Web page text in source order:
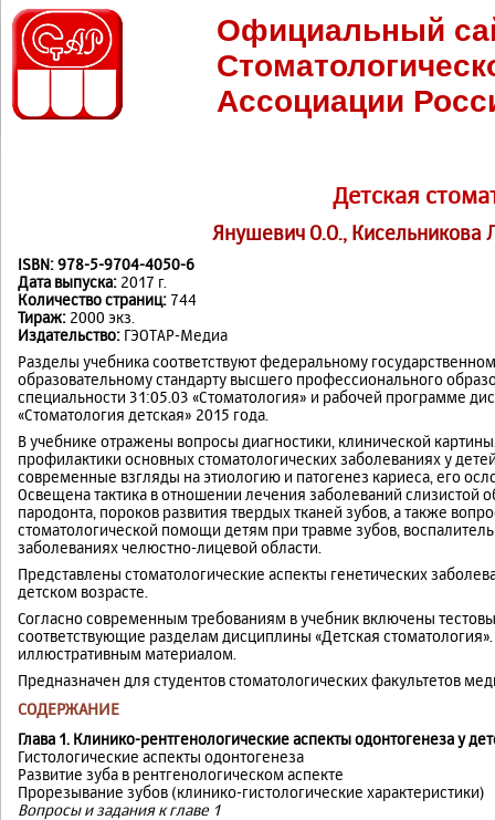
Официальный
Ассоциации
Детская
Янушевич О.О., Кисельникова
ISBN: 978-5-9704-4050-6
Дата выпуска: 2017 г.
Количество страниц: 744
Тираж: 2000 экз.
Издательство: ГЭОТАР-Медиа
Разделы учебника соответствуют федеральному
образовательному стандарту высшего профессионального
специальности 31:05.03 «Стоматология» и рабочей программе
«Стоматология детская» 2015 года.
В учебнике отражены вопросы диагностики, клинической
профилактики основных стоматологических заболеваниях у
современные взгляды на этиологию и патогенез кариеса, его
Освещена тактика в отношении лечения заболеваний слизистой
пародонта, пороков развития твердых тканей зубов, а также
стоматологической помощи детям при травме зубов,
заболеваниях челюстно-лицевой области.
Представлены стоматологические аспекты генетических
детском возрасте.
Согласно современным требованиям в учебник включены
соответствующие разделам дисциплины «Детская
иллюстративным материалом.
Предназначен для студентов стоматологических факультетов
СОДЕРЖАНИЕ
Глава 1. Клинико-рентгенологические аспекты одонтогенеза у
Гистологические аспекты одонтогенеза
Развитие зуба в рентгенологическом аспекте
Прорезывание зубов (клинико-гистологические характеристики)
Вопросы и задания к главе 1